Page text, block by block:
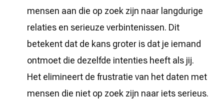
mensen aan die op zoek zijn naar langdurige
relaties en serieuze verbintenissen. Dit
betekent dat de kans groter is dat je iemand
ontmoet die dezelfde intenties heeft als jij.
Het elimineert de frustratie van het daten met
mensen die niet op zoek zijn naar iets serieus.